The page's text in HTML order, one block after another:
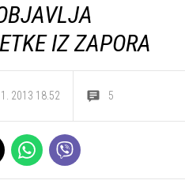
IZ ZAPORA
2013 18.52 5